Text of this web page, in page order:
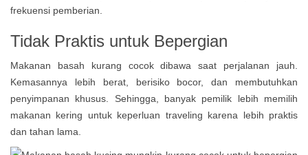
frekuensi pemberian.
Tidak Praktis untuk Bepergian
Makanan basah kurang cocok dibawa saat perjalanan jauh.
Kemasannya lebih berat, berisiko bocor, dan membutuhkan
penyimpanan khusus. Sehingga, banyak pemilik lebih memilih
makanan kering untuk keperluan traveling karena lebih praktis
dan tahan lama.